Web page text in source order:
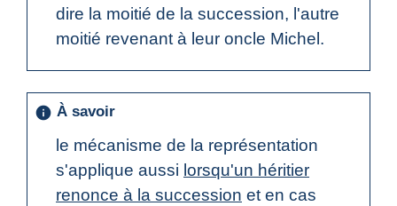
dire la moitié de la succession, l'autre
moitié revenant à leur oncle Michel.
info À savoir
le mécanisme de la représentation
s'applique aussi lorsqu'un héritier
renonce à la succession et en cas